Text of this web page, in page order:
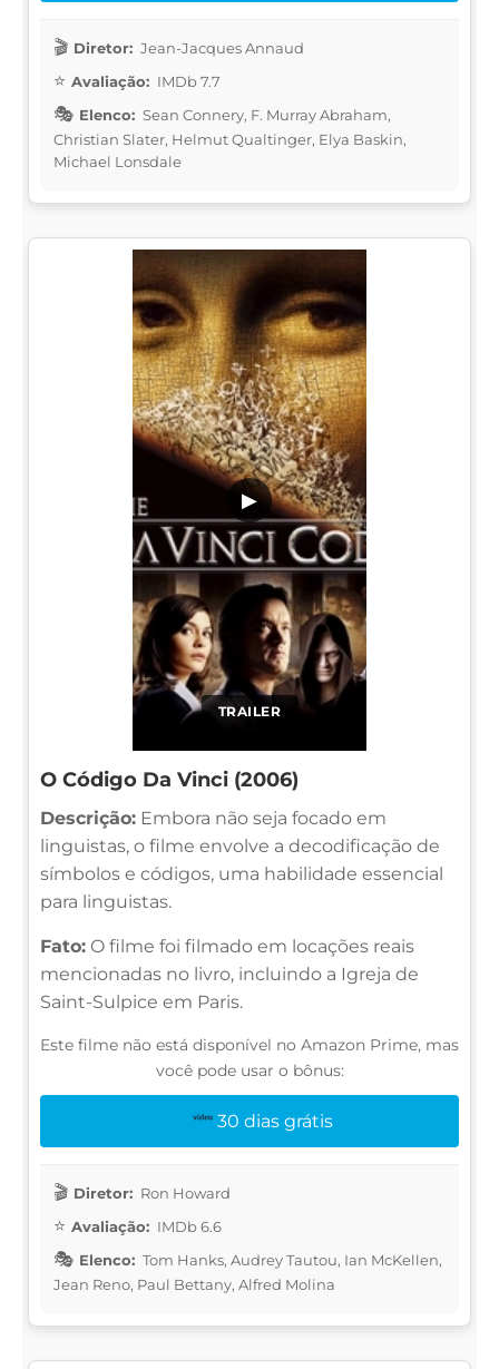
Diretor: Jean-Jacques Annaud
Avaliação: IMDb 7.7
Elenco: Sean Connery, F. Murray Abraham,
Christian Slater, Helmut Qualtinger, Elya Baskin,
Michael Lonsdale
TRAILER
▶
O Código Da Vinci (2006)
Descrição: Embora não seja focado em
linguistas, o filme envolve a decodificação de
símbolos e códigos, uma habilidade essencial
para linguistas.
Fato: O filme foi filmado em locações reais
mencionadas no livro, incluindo a Igreja de
Saint-Sulpice em Paris.
Este filme não está disponível no Amazon Prime, mas
você pode usar o bônus:
30 dias grátis
Diretor: Ron Howard
Avaliação: IMDb 6.6
Elenco: Tom Hanks, Audrey Tautou, Ian McKellen,
Jean Reno, Paul Bettany, Alfred Molina